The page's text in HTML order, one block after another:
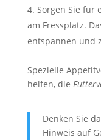
Sorgen Sie für
am Fressplatz.
entspannen und
Spezielle
helfen, die
Denken Sie
Hinweis auf